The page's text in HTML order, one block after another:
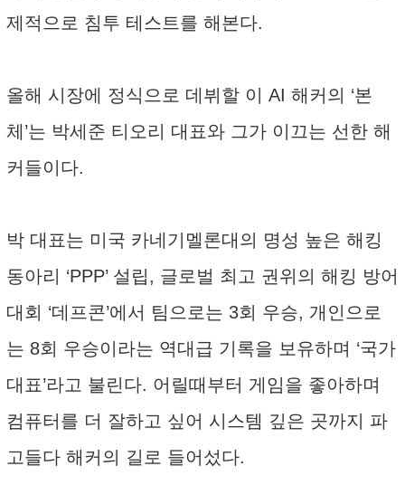
제적으로 침투 테스트를 해본다.
올해 시장에 정식으로 데뷔할 이 AI 해커의 ‘본
체’는 박세준 티오리 대표와 그가 이끄는 선한 해
커들이다.
박 대표는 미국 카네기멜론대의 명성 높은 해킹
동아리 ‘PPP’ 설립, 글로벌 최고 권위의 해킹 방어
대회 ‘데프콘’에서 팀으로는 3회 우승, 개인으로
는 8회 우승이라는 역대급 기록을 보유하며 ‘국가
대표’라고 불린다. 어릴때부터 게임을 좋아하며
컴퓨터를 더 잘하고 싶어 시스템 깊은 곳까지 파
고들다 해커의 길로 들어섰다.